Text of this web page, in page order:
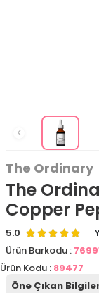
The Ordinary
The
Copper
5.0
Ürün Barkodu :
Ürün Kodu : 89477
Öne Çıkan